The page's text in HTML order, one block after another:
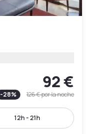
92 €
-28% 126 €por la noche
12h - 21h